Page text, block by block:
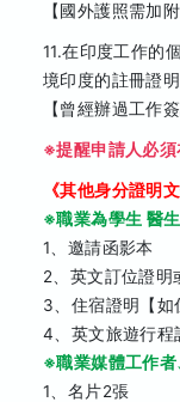
【國外護照需加
11.在印度工作的
境印度的註冊證
【曾經辦過工作
※提醒申請人必須
《其他身分證明
※職業為學生 醫
1、邀請函影本
2、英文訂位證明
3、住宿證明【如
4、英文旅遊行程
※職業媒體工作者
1、名片2張